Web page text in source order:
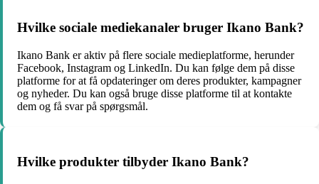
Hvilke sociale mediekanaler bruger Ikano Bank?
Ikano Bank er aktiv på flere sociale medieplatforme, herunder
Facebook, Instagram og LinkedIn. Du kan følge dem på disse
platforme for at få opdateringer om deres produkter, kampagner
og nyheder. Du kan også bruge disse platforme til at kontakte
dem og få svar på spørgsmål.
Hvilke produkter tilbyder Ikano Bank?